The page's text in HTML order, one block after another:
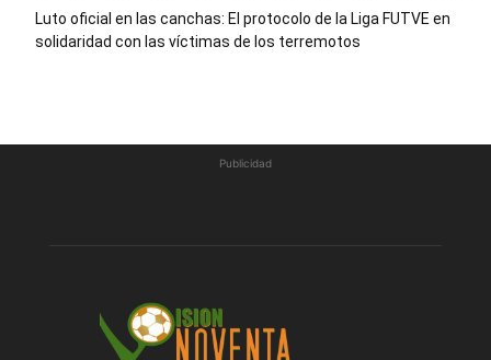
Luto oficial en las canchas: El protocolo de la Liga FUTVE en
solidaridad con las víctimas de los terremotos
Publicidad